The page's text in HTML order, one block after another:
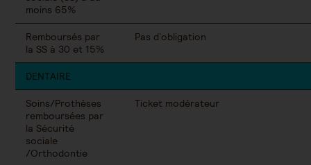
moins 65%
Remboursés par
la SS à 30 et 15%
Pas d'obligation
DENTAIRE
Soins/Prothèses
remboursées par
la Sécurité
sociale
/Orthodontie
Ticket modérateur